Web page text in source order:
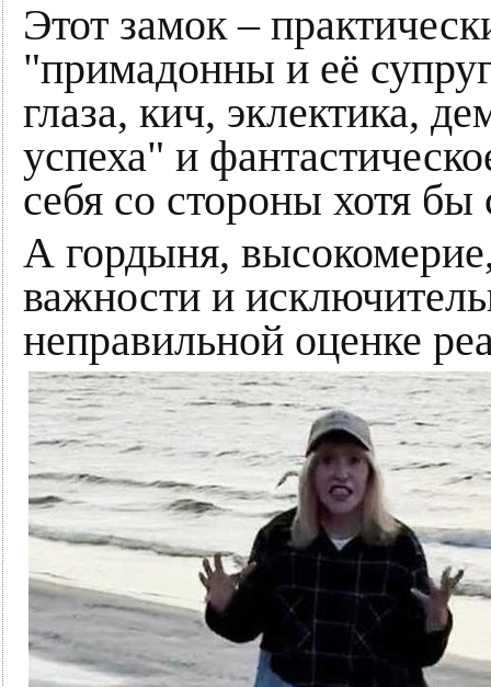
Этот замок –
"примадонны и её
глаза, кич, эклектика,
успеха" и
себя со стороны хотя
А гордыня,
важности и
неправильной оценке